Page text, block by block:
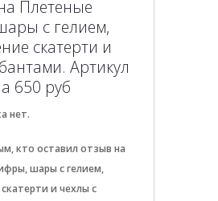
Плетеные
с гелием,
скатерти и
Артикул
650 руб
нет.
кто оставил отзыв на
шары с гелием,
и чехлы с